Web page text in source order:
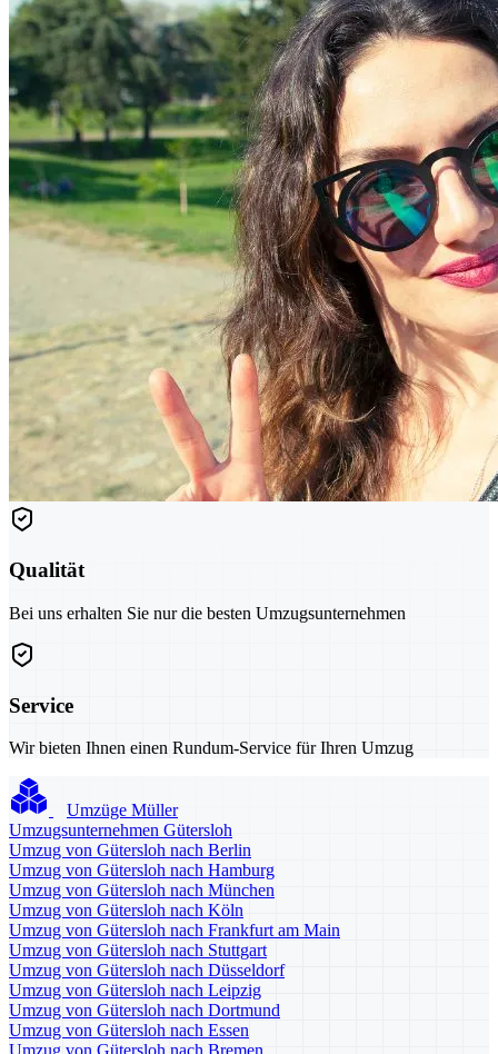
Qualität
Bei uns erhalten Sie nur die besten Umzugsunternehmen
Service
Wir bieten Ihnen einen Rundum-Service für Ihren Umzug
Umzüge Müller
Umzugsunternehmen Gütersloh
Umzug von Gütersloh nach Berlin
Umzug von Gütersloh nach Hamburg
Umzug von Gütersloh nach München
Umzug von Gütersloh nach Köln
Umzug von Gütersloh nach Frankfurt am Main
Umzug von Gütersloh nach Stuttgart
Umzug von Gütersloh nach Düsseldorf
Umzug von Gütersloh nach Leipzig
Umzug von Gütersloh nach Dortmund
Umzug von Gütersloh nach Essen